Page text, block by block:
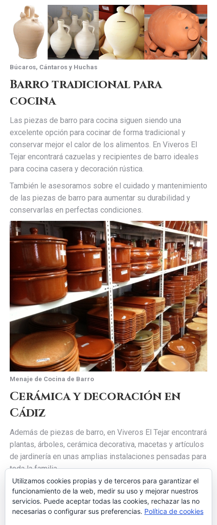
Búcaros, Cántaros y Huchas
Barro tradicional para
cocina
Las piezas de barro para cocina siguen siendo una
excelente opción para cocinar de forma tradicional y
conservar mejor el calor de los alimentos. En Viveros El
Tejar encontrará cazuelas y recipientes de barro ideales
para cocina casera y decoración rústica.
También le asesoramos sobre el cuidado y mantenimiento
de las piezas de barro para aumentar su durabilidad y
conservarlas en perfectas condiciones.
Menaje de Cocina de Barro
Cerámica y decoración en
Cádiz
Además de piezas de barro, en Viveros El Tejar encontrará
plantas, árboles, cerámica decorativa, macetas y artículos
de jardinería en unas amplias instalaciones pensadas para
toda la familia.
Visítenos enEl Colorado (Conil de la Frontera, Cádiz)
en la Carretera Cádiz-Málaga Km. 19,800, y descubra una
gran variedad de artículos de barro y cerámica tradicional.
Utilizamos cookies propias y de terceros para garantizar el
funcionamiento de la web, medir su uso y mejorar nuestros
servicios. Puede aceptar todas las cookies, rechazar las no
necesarias o configurar sus preferencias. Política de cookies